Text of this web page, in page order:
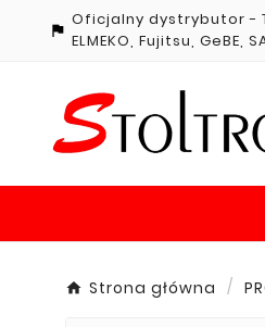

Oficjalny dystrybutor -
ELMEKO, Fujitsu, GeBE,
Strona główna